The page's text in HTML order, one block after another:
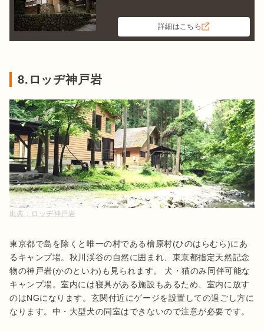
詳細はこちら
8.ロッヂ神戸岩
出典： ロッヂ神戸岩
東京都で島を除くと唯一の村である檜原村(ひのはらむら)にあ
るキャンプ場。秋川渓谷の自然に囲まれ、東京都指定天然記念
物の神戸岩(かのといわ)も見られます。 犬・猫のみ同伴可能な
キャンプ場。室内には寝具がある施設もあるため、室内に放す
のはNGになります。玄関付近にゲージを設置しての過ごし方に
なります。中・大型犬の同室はできないので注意が必要です。